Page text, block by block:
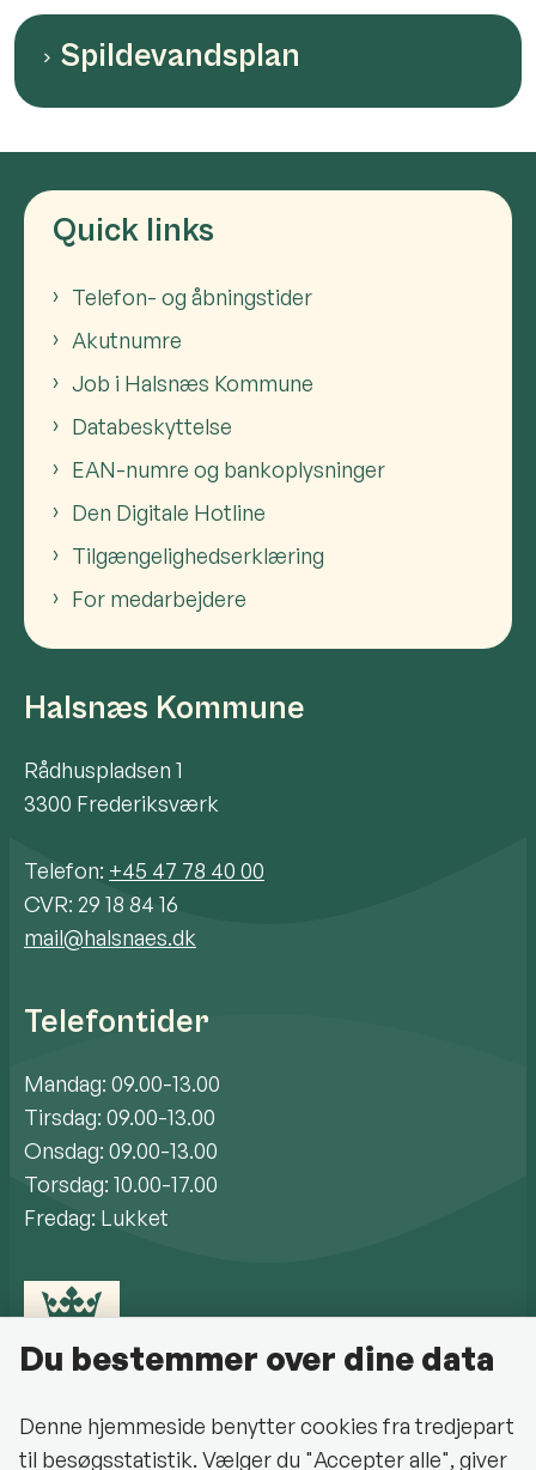
Spildevandsplan
Quick links
Telefon- og åbningstider
Akutnumre
Job i Halsnæs Kommune
Databeskyttelse
EAN-numre og bankoplysninger
Den Digitale Hotline
Tilgængelighedserklæring
For medarbejdere
Halsnæs Kommune
Rådhuspladsen 1
3300 Frederiksværk
Telefon: +45 47 78 40 00
CVR: 29 18 84 16
mail@halsnaes.dk
Telefontider
Mandag: 09.00-13.00
Tirsdag: 09.00-13.00
Onsdag: 09.00-13.00
Torsdag: 10.00-17.00
Fredag: Lukket
Du bestemmer over dine data
Denne hjemmeside benytter cookies fra tredjepart
til besøgsstatistik. Vælger du "Accepter alle", giver